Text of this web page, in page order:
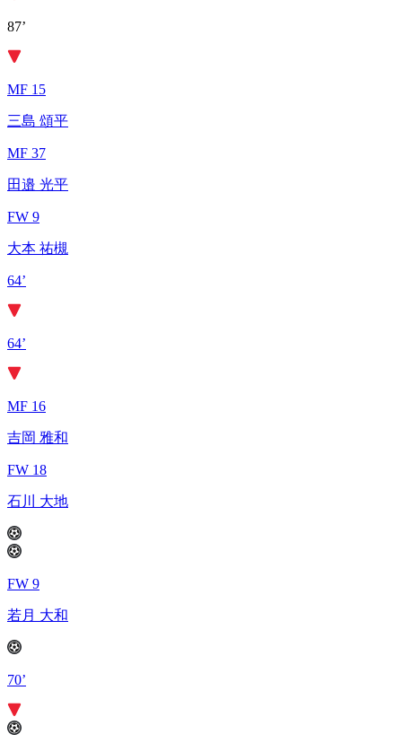
87’
MF 15
三島 頌平
MF 37
田邉 光平
FW 9
大本 祐槻
64’
64’
MF 16
吉岡 雅和
FW 18
石川 大地
FW 9
若月 大和
70’